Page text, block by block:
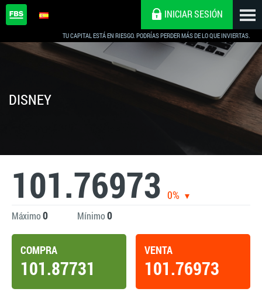
TU CAPITAL ESTÁ EN RIESGO. PODRÍAS PERDER MÁS DE LO QUE INVIERTAS.
INICIAR SESIÓN
DISNEY
101.76973 0%
Máximo0 Mínimo0
COMPRA
101.87731
VENTA
101.76973